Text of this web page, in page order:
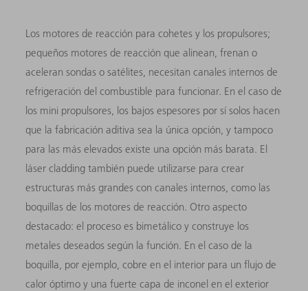
Los motores de reacción para cohetes y los propulsores;
pequeños motores de reacción que alinean, frenan o
aceleran sondas o satélites, necesitan canales internos de
refrigeración del combustible para funcionar. En el caso de
los mini propulsores, los bajos espesores por sí solos hacen
que la fabricación aditiva sea la única opción, y tampoco
para las más elevados existe una opción más barata. El
láser cladding también puede utilizarse para crear
estructuras más grandes con canales internos, como las
boquillas de los motores de reacción. Otro aspecto
destacado: el proceso es bimetálico y construye los
metales deseados según la función. En el caso de la
boquilla, por ejemplo, cobre en el interior para un flujo de
calor óptimo y una fuerte capa de inconel en el exterior